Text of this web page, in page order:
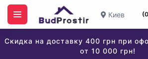
Киев
Скидка на доставку 400 грн при
от 10 000 грн!